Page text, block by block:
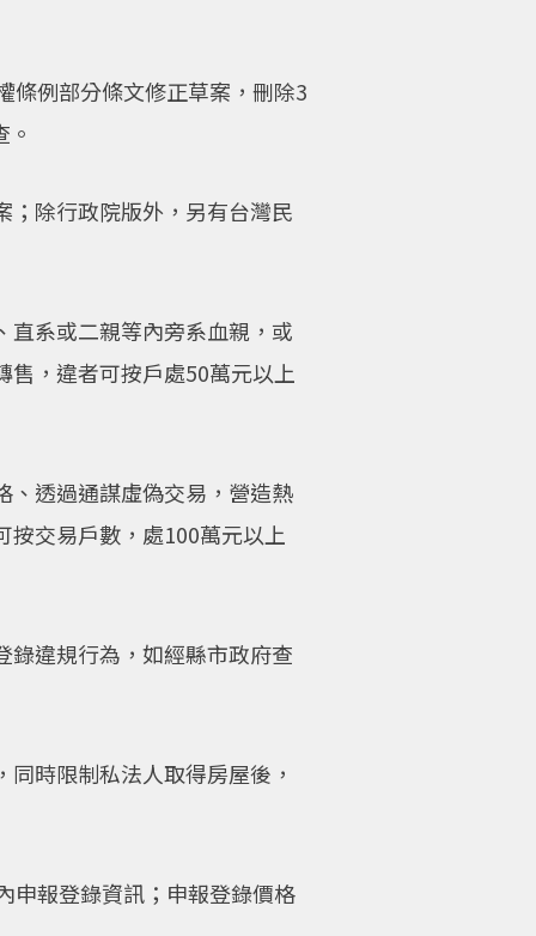
條例部分條文修正草案，刪除3
；除行政院版外，另有台灣民
直系或二親等內旁系血親，或
售，違者可按戶處50萬元以上
、透過通謀虛偽交易，營造熱
按交易戶數，處100萬元以上
錄違規行為，如經縣市政府查
時限制私法人取得房屋後，
申報登錄資訊；申報登錄價格